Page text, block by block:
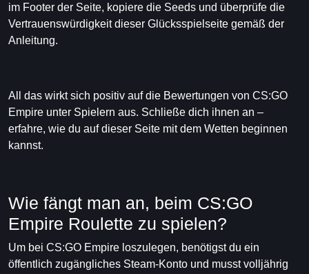
im Footer der Seite, kopiere die Seeds und überprüfe die
Vertrauenswürdigkeit dieser Glücksspielseite gemäß der
Anleitung.
All das wirkt sich positiv auf die Bewertungen von CS:GO
Empire unter Spielern aus. Schließe dich ihnen an –
erfahre, wie du auf dieser Seite mit dem Wetten beginnen
kannst.
Wie fängt man an, beim CS:GO
Empire Roulette zu spielen?
Um bei CS:GO Empire loszulegen, benötigst du ein
öffentlich zugängliches Steam-Konto und musst volljährig